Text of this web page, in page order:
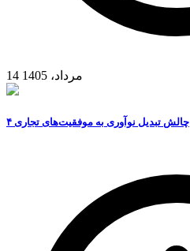
14 مرداد، 1405
۴ چالش تبدیل نوآوری به موفقیت‌های تجاری